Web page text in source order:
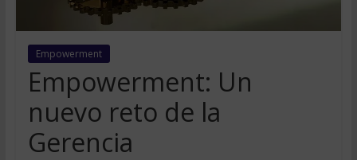
Empowerment
Empowerment: Un
nuevo reto de la
Gerencia